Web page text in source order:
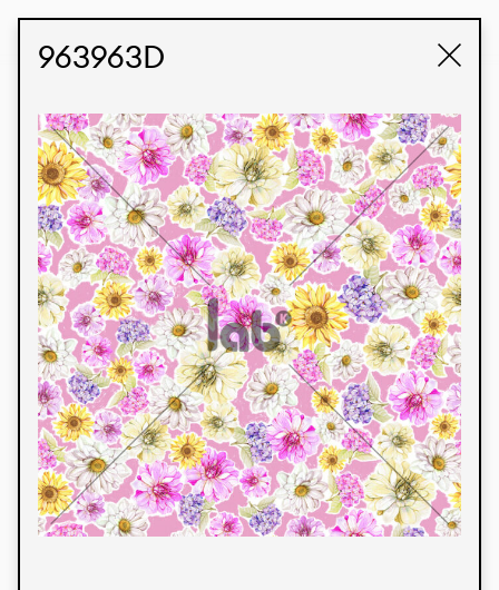
963963D
Produtos
Temos orgulho de expressar nossa identidade
brasileira por meio de nossos tecidos e estampas
personalizadas, trabalhando em colaboração
com nossos clientes e dando vida aos seus
conceitos e criações. Nossa extensa linha de
produtos tem opções para diferentes mercados.
Oferecemos também tecidos ecológicos e
tecnológicos que podem ser acabados em
qualquer cor sólida ou impressão digital.
Cores
Estampas